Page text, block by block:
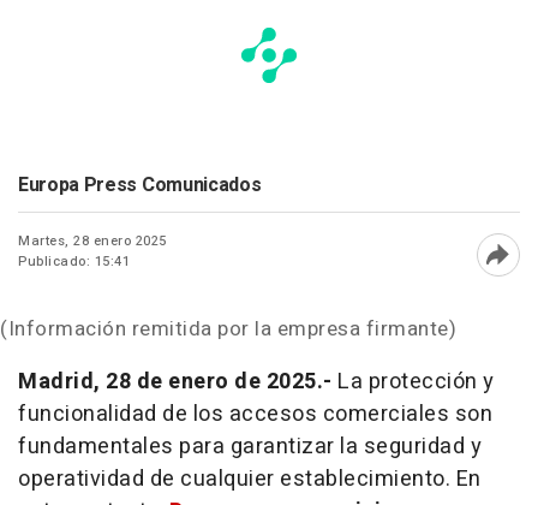
Europa Press Comunicados
Martes, 28 enero 2025
Publicado: 15:41
(Información remitida por la empresa firmante)
Madrid, 28 de enero de 2025.- La protección y
funcionalidad de los accesos comerciales son
fundamentales para garantizar la seguridad y
operatividad de cualquier establecimiento. En